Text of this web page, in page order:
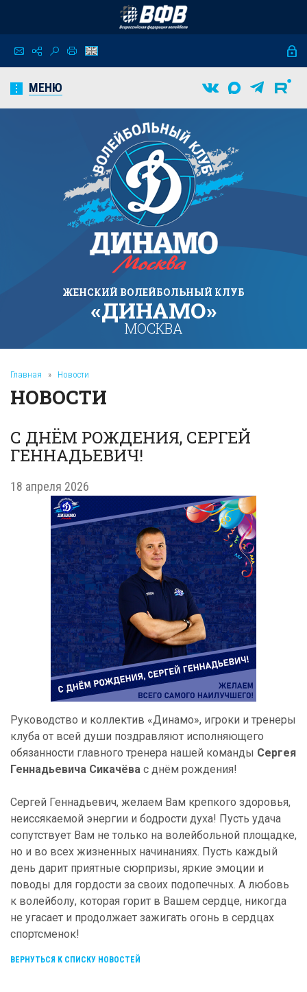
МЕНЮ
ЖЕНСКИЙ ВОЛЕЙБОЛЬНЫЙ КЛУБ
«ДИНАМО»
МОСКВА
Главная » Новости
НОВОСТИ
С ДНЁМ РОЖДЕНИЯ, СЕРГЕЙ
ГЕННАДЬЕВИЧ!
18 апреля 2026
Руководство и коллектив «Динамо», игроки и тренеры
клуба от всей души поздравляют исполняющего
обязанности главного тренера нашей команды Сергея
Геннадьевича Сикачёва с днём рождения!
Сергей Геннадьевич, желаем Вам крепкого здоровья,
неиссякаемой энергии и бодрости духа! Пусть удача
сопутствует Вам не только на волейбольной площадке,
но и во всех жизненных начинаниях. Пусть каждый
день дарит приятные сюрпризы, яркие эмоции и
поводы для гордости за своих подопечных. А любовь
к волейболу, которая горит в Вашем сердце, никогда
не угасает и продолжает зажигать огонь в сердцах
спортсменок!
ВЕРНУТЬСЯ К СПИСКУ НОВОСТЕЙ